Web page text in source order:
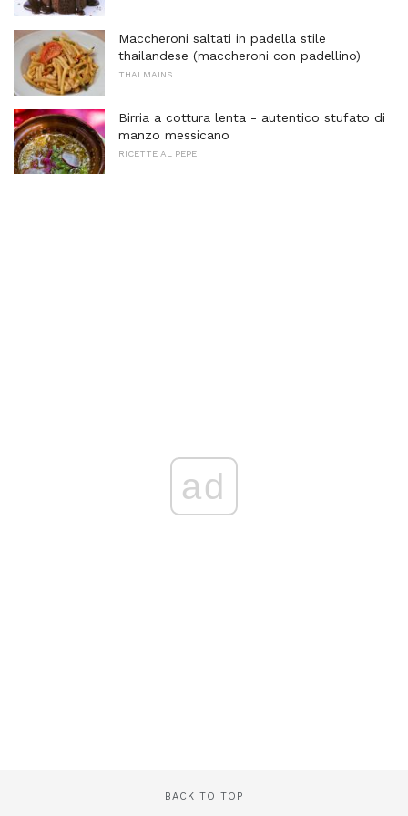
Maccheroni saltati in padella stile
thailandese (maccheroni con padellino)
THAI MAINS
Birria a cottura lenta - autentico stufato di
manzo messicano
RICETTE AL PEPE
ad
BACK TO TOP